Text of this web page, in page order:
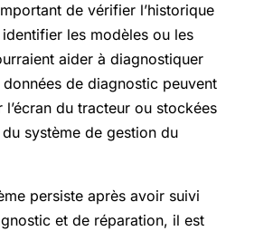
de vérifier l’historique
les modèles ou les
aider à diagnostiquer
de diagnostic peuvent
du tracteur ou stockées
système de gestion du
persiste après avoir suivi
et de réparation, il est